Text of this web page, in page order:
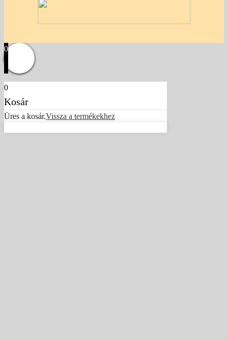
0
0
Kosár
Üres a kosár.Vissza a termékekhez